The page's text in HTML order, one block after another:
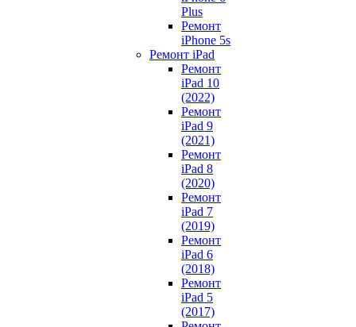
Plus
Ремонт
iPhone 5s
Ремонт iPad
Ремонт
iPad 10
(2022)
Ремонт
iPad 9
(2021)
Ремонт
iPad 8
(2020)
Ремонт
iPad 7
(2019)
Ремонт
iPad 6
(2018)
Ремонт
iPad 5
(2017)